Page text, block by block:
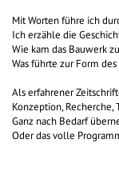
Mit Worten führe ich
Ich erzähle die
Wie kam das Bauwerk
Was führte zur Form
Als erfahrener
Konzeption, Recherche,
Ganz nach Bedarf
Oder das volle